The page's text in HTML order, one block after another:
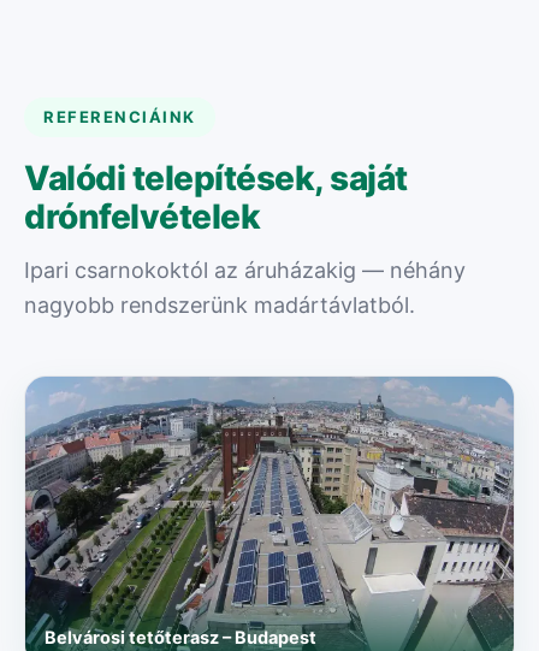
REFERENCIÁINK
Valódi telepítések, saját
drónfelvételek
Ipari csarnokoktól az áruházakig — néhány
nagyobb rendszerünk madártávlatból.
Belvárosi tetőterasz – Budapest